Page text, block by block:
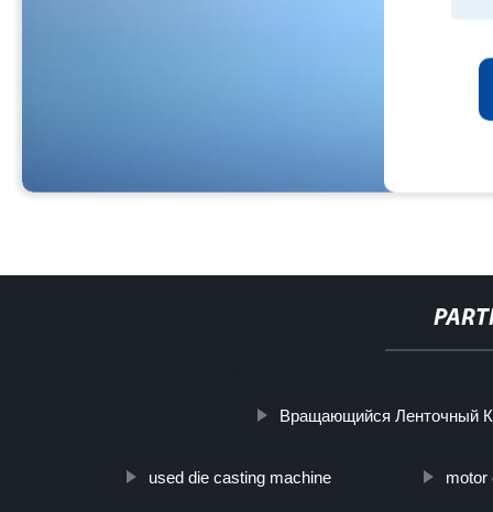
Вращающийся Ленточный
used die casting machine motor